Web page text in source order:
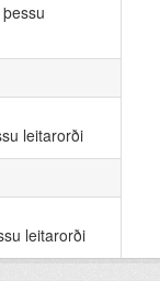
leitarorði
leitarorði